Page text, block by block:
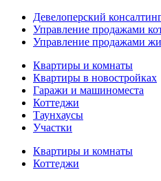
Девелоперский
Управление продажами
Управление продажами
Квартиры и комнаты
Квартиры в новостройках
Гаражи и машиноместа
Коттеджи
Таунхаусы
Участки
Квартиры и комнаты
Коттеджи